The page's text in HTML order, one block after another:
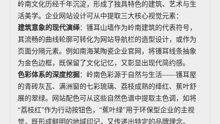
岭南文化历经千年沉淀，形成了独具特色的建筑、艺术与生
活美学。企业网站设计可从中提取三大核心视觉元素：
建筑意象的现代演绎：镬耳山墙作为岭南建筑的代表符号，
其流畅的曲线轮廓可转化为网站导航栏的造型设计，或作为
页面分隔元素。例如南海某陶瓷企业官网，将镬耳线条抽象
为金色边框，既保留了文化记忆，又彰显出现代简约感。
色彩体系的深度挖掘：岭南色彩源于自然与生活——镬耳屋
的青砖灰瓦、满洲窗的七彩琉璃、荔枝成熟的绛红、蕉叶舒
展的翠绿。网站配色可从这些自然色谱中提取主色调，如将
“荔枝红”作为行动按钮色，“蕉叶绿”用于环保型企业的主视
觉，既形成鲜明的地域印记，又传递出特定的品牌理念。